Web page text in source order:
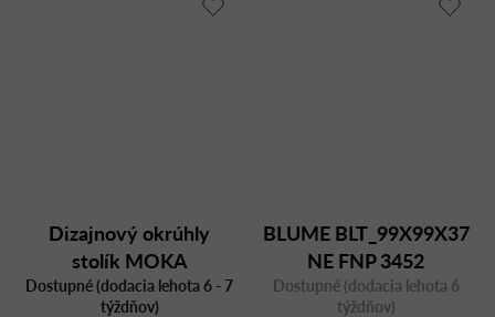
Dizajnový okrúhly
stolík MOKA
Dostupné (dodacia lehota 6 - 7
týždňov)
BLUME BLT_99X99X37
NE FNP 3452
Dostupné (dodacia lehota 6
týždňov)